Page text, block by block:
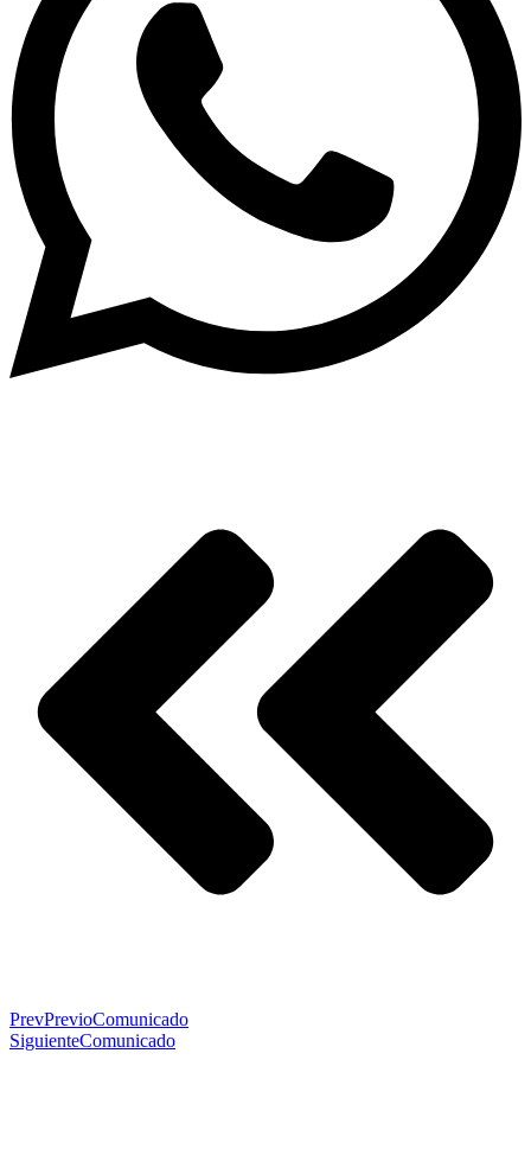
PrevPrevioComunicado
SiguienteComunicado